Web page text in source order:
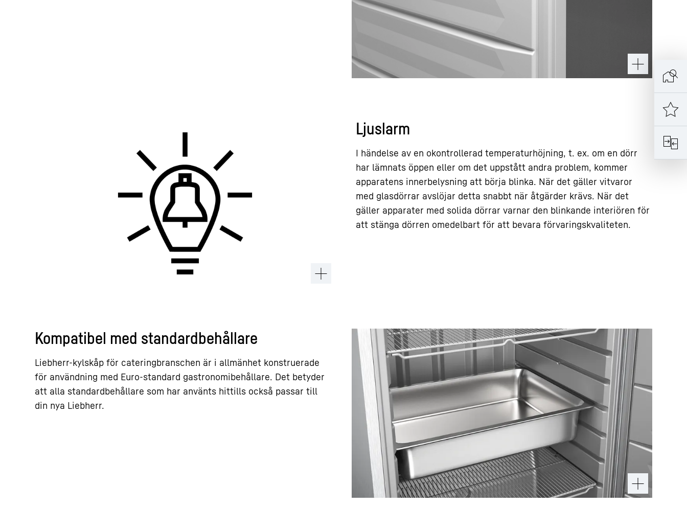
Ljuslarm
I händelse av en okontrollerad temperaturhöjning, t. ex. om en dörr
har lämnats öppen eller om det uppstått andra problem, kommer
apparatens innerbelysning att börja blinka. När det gäller vitvaror
med glasdörrar avslöjar detta snabbt när åtgärder krävs. När det
gäller apparater med solida dörrar varnar den blinkande interiören för
att stänga dörren omedelbart för att bevara förvaringskvaliteten.
Kompatibel med standardbehållare
Liebherr-kylskåp för cateringbranschen är i allmänhet konstruerade
för användning med Euro-standard gastronomibehållare. Det betyder
att alla standardbehållare som har använts hittills också passar till
din nya Liebherr.